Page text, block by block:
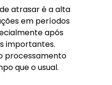
atrasar é a alta
em períodos
após
importantes.
processamento
que o usual.